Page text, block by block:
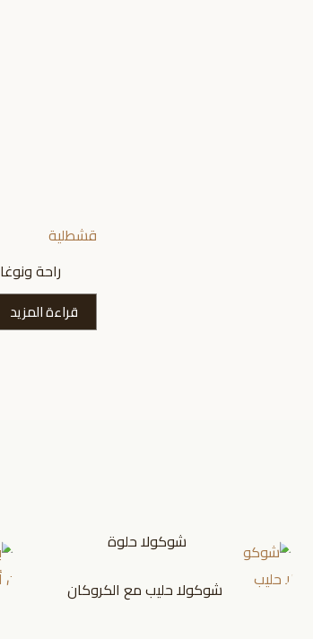
قشطلية
راحة ونوغا
قراءة المزيد
شوكولا حلوة
شوكولا حليب مع الكروكان